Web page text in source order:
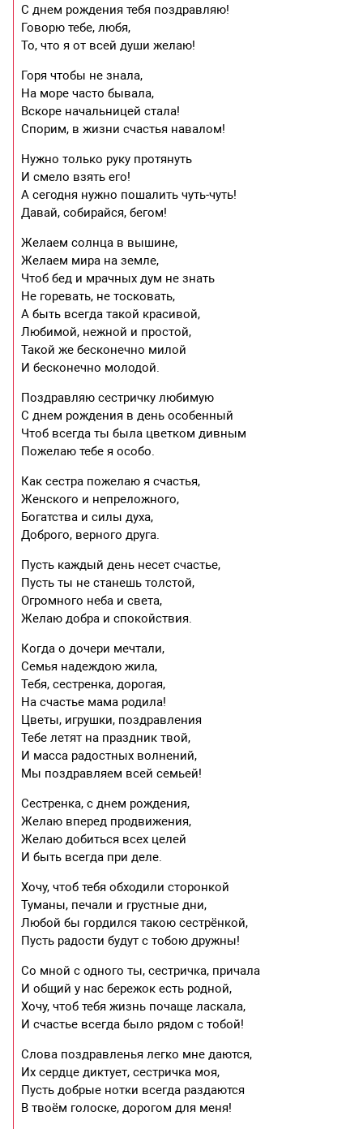
С днем рождения тебя поздравляю!
Говорю тебе, любя,
То, что я от всей души желаю!
Горя чтобы не знала,
На море часто бывала,
Вскоре начальницей стала!
Спорим, в жизни счастья навалом!
Нужно только руку протянуть
И смело взять его!
А сегодня нужно пошалить чуть-чуть!
Давай, собирайся, бегом!
Желаем солнца в вышине,
Желаем мира на земле,
Чтоб бед и мрачных дум не знать
Не горевать, не тосковать,
А быть всегда такой красивой,
Любимой, нежной и простой,
Такой же бесконечно милой
И бесконечно молодой.
Поздравляю сестричку любимую
С днем рождения в день особенный
Чтоб всегда ты была цветком дивным
Пожелаю тебе я особо.
Как сестра пожелаю я счастья,
Женского и непреложного,
Богатства и силы духа,
Доброго, верного друга.
Пусть каждый день несет счастье,
Пусть ты не станешь толстой,
Огромного неба и света,
Желаю добра и спокойствия.
Когда о дочери мечтали,
Семья надеждою жила,
Тебя, сестренка, дорогая,
На счастье мама родила!
Цветы, игрушки, поздравления
Тебе летят на праздник твой,
И масса радостных волнений,
Мы поздравляем всей семьей!
Сестренка, с днем рождения,
Желаю вперед продвижения,
Желаю добиться всех целей
И быть всегда при деле.
Хочу, чтоб тебя обходили сторонкой
Туманы, печали и грустные дни,
Любой бы гордился такою сестрёнкой,
Пусть радости будут с тобою дружны!
Со мной с одного ты, сестричка, причала
И общий у нас бережок есть родной,
Хочу, чтоб тебя жизнь почаще ласкала,
И счастье всегда было рядом с тобой!
Слова поздравленья легко мне даются,
Их сердце диктует, сестричка моя,
Пусть добрые нотки всегда раздаются
В твоём голоске, дорогом для меня!